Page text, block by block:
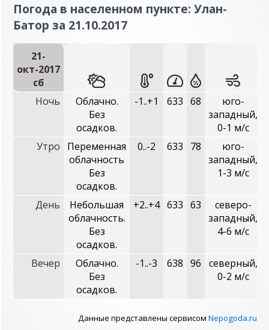
Погода в населенном пункте: Улан-
Батор за 21.10.2017
21-
окт-2017
сб
Ночь
Облачно.
Без
осадков.
-1..+1 633 68
юго-
западный,
0-1 м/с
Утро
Переменная
облачность
Без
осадков.
0..-2 633 78
юго-
западный,
1-3 м/с
День
Небольшая
облачность.
Без
осадков.
+2..+4 633 63
северо-
западный,
4-6 м/с
Вечер
Облачно.
Без
осадков.
-1..-3 638 96
северный,
0-2 м/с
Данные представлены сервисом Nepogoda.ru